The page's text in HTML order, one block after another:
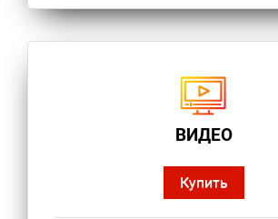
ВИДЕО
Купить